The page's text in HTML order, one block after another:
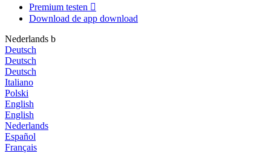
Premium testen 
Download de app download
Nederlands b
Deutsch
Deutsch
Deutsch
Italiano
Polski
English
English
Nederlands
Español
Français